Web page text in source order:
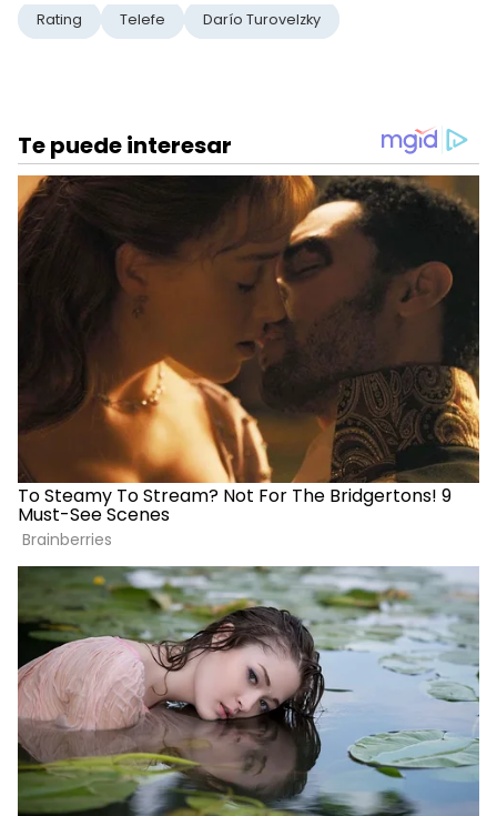
Rating Telefe Darío Turovelzky